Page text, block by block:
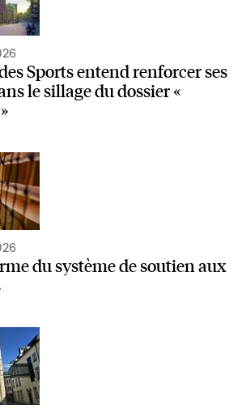
Sports entend renforcer ses
le sillage du dossier «
du système de soutien aux